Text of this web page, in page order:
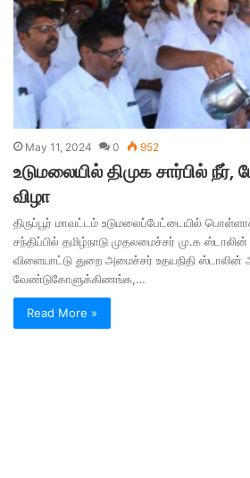
May 11, 2024 0 952
உடுமலையில் திமுக சார்பில் நீர்,
விழா
திருப்பூர் மாவட்டம் உடுமலைப்பேட்டையில்
சந்திப்பில் தமிழ்நாடு முதலமைச்சர் மு.க ஸ்டாலின்
விளையாட்டு துறை அமைச்சர் உதயநிதி ஸ்டாலின்
வேண்டுகோளுக்கிணங்க,…
Read More »